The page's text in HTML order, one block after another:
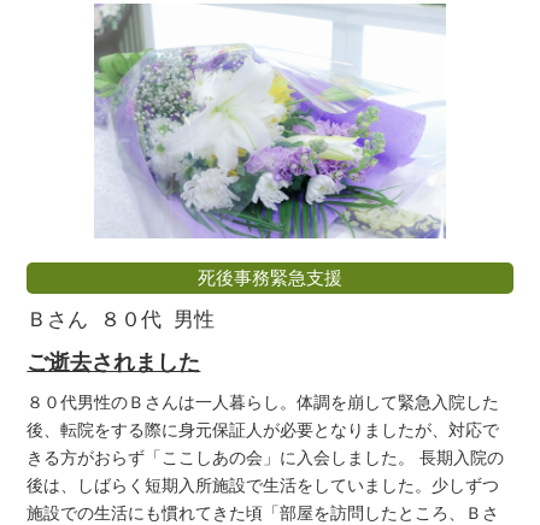
死後事務緊急支援
Ｂさん ８０代 男性
ご逝去されました
８０代男性のＢさんは一人暮らし。体調を崩して緊急入院した
後、転院をする際に身元保証人が必要となりましたが、対応で
きる方がおらず「ここしあの会」に入会しました。 長期入院の
後は、しばらく短期入所施設で生活をしていました。少しずつ
施設での生活にも慣れてきた頃「部屋を訪問したところ、Ｂさ